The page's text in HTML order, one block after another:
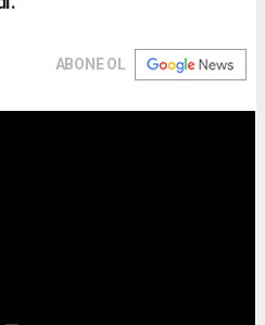
ABONE OL